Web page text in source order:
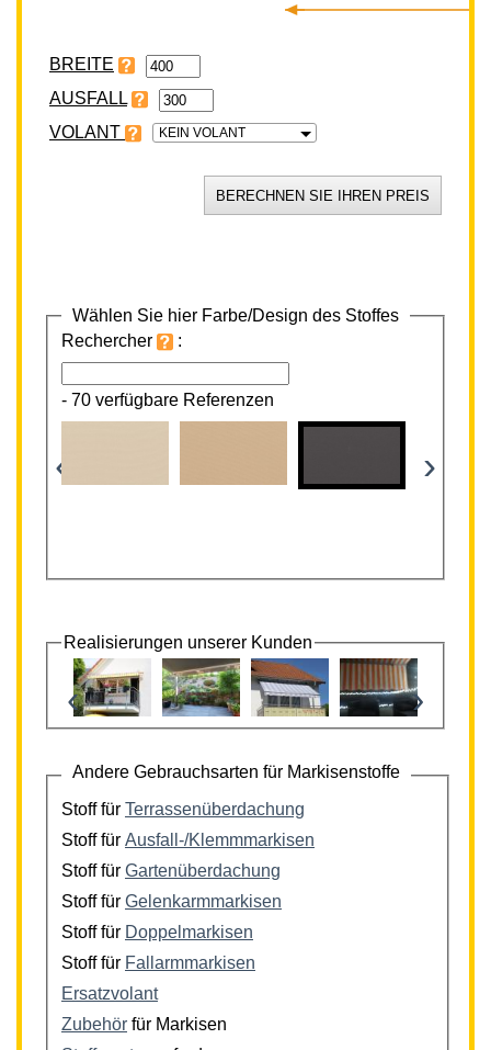
BREITE
VOLANT KEIN VOLANT
Wählen Sie hier Farbe/Design des Stoffes
Rechercher
:
- 70 verfügbare Referenzen
‹ ›
Realisierungen unserer Kunden
‹ ›
Andere Gebrauchsarten für Markisenstoffe
Stoff für Terrassenüberdachung
Stoff für Ausfall-/Klemmmarkisen
Stoff für Gartenüberdachung
Stoff für Gelenkarmmarkisen
Stoff für Doppelmarkisen
Stoff für Fallarmmarkisen
Ersatzvolant
Zubehör für Markisen